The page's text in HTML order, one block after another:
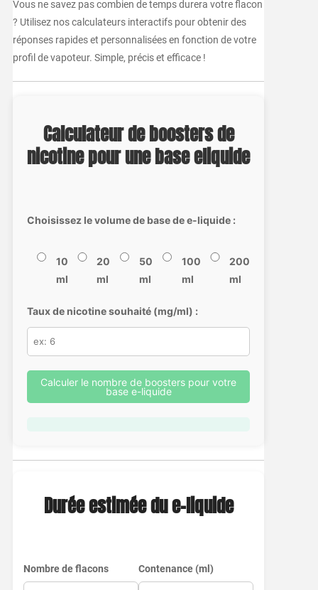
Vous ne savez pas combien de temps durera votre flacon
? Utilisez nos calculateurs interactifs pour obtenir des
réponses rapides et personnalisées en fonction de votre
profil de vapoteur. Simple, précis et efficace !
Calculateur de boosters de
nicotine pour une base eliquide
Choisissez le volume de base de e-liquide :
10
ml
20
ml
50
ml
100
ml
200
ml
Taux de nicotine souhaité (mg/ml) :
Calculer le nombre de boosters pour votre
base e-liquide
Durée estimée du e-liquide
Nombre de flacons Contenance (ml)